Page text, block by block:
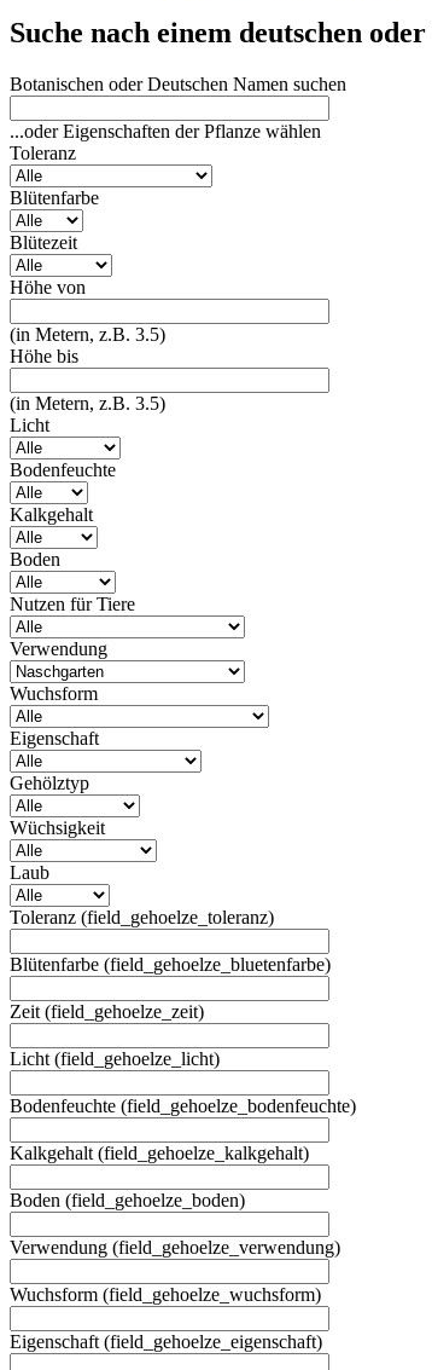
Suche nach einem deutschen
Botanischen oder Deutschen Namen suchen
...oder Eigenschaften der Pflanze wählen
Toleranz
Blütenfarbe
Blütezeit
Höhe von
(in Metern, z.B. 3.5)
Höhe bis
(in Metern, z.B. 3.5)
Licht
Bodenfeuchte
Kalkgehalt
Boden
Nutzen für Tiere
Verwendung
Wuchsform
Eigenschaft
Gehölztyp
Wüchsigkeit
Laub
Toleranz (field_gehoelze_toleranz)
Blütenfarbe (field_gehoelze_bluetenfarbe)
Zeit (field_gehoelze_zeit)
Licht (field_gehoelze_licht)
Bodenfeuchte (field_gehoelze_bodenfeuchte)
Kalkgehalt (field_gehoelze_kalkgehalt)
Boden (field_gehoelze_boden)
Verwendung (field_gehoelze_verwendung)
Wuchsform (field_gehoelze_wuchsform)
Eigenschaft (field_gehoelze_eigenschaft)